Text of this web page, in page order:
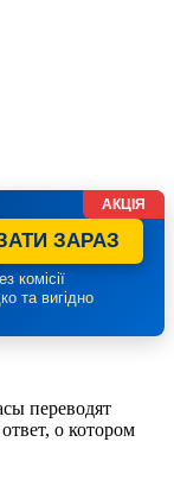
ЗАРАЗ
комісії
та вигідно
АКЦІЯ
переводят
о котором